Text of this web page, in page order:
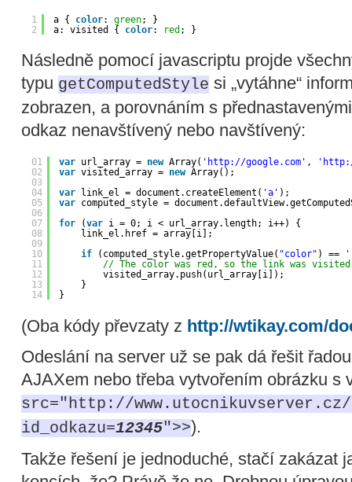
1
2
a { color: green; }
a: visited { color: red; }
Následně pomocí javascriptu projde
typu getComputedStyle si „vytáhne“
zobrazen, a porovnáním s
odkaz nenavštívený nebo navštívený:
01
02
03
04
05
06
07
08
09
10
11
12
13
14
var url_array = new Array( ' http://google.com ' , '
var visited_array = new Array();
var link_el = document.createElement( 'a' );
var computed_style =
for (var i = 0; i < url_array.length; i++) {
link_el.href = array[i];
if (computed_style.getPropertyValue( "color" ) ==
// The color was red, so the link was visited
visited_array.push(url_array[i]);
}
}
(Oba kódy převzaty z http://wtikay.com/
Odeslání na server už se pak dá řešit
AJAXem nebo třeba vytvořením obrázku s
src="http://www.utocnikuvserver.cz/
id_odkazu=12345">>).
Takže řešení je jednoduché, stačí zakázat